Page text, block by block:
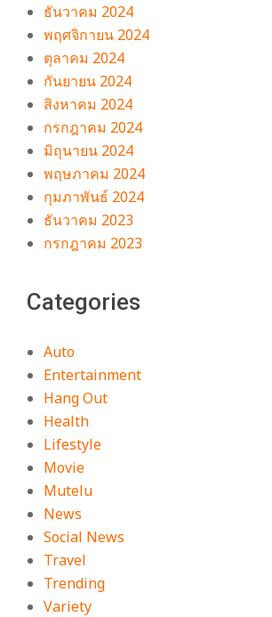
ธันวาคม 2024
พฤศจิกายน 2024
ตุลาคม 2024
กันยายน 2024
สิงหาคม 2024
กรกฎาคม 2024
มิถุนายน 2024
พฤษภาคม 2024
กุมภาพันธ์ 2024
ธันวาคม 2023
กรกฎาคม 2023
Categories
Auto
Entertainment
Hang Out
Health
Lifestyle
Movie
Mutelu
News
Social News
Travel
Trending
Variety